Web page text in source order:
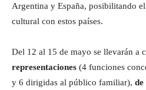
Argentina y España, posibilitando
cultural con estos países.
Del 12 al 15 de mayo se llevarán a
representaciones (4 funciones
y 6 dirigidas al público familiar), de